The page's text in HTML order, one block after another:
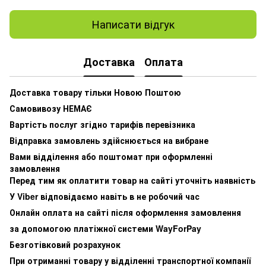
Написати відгук
Доставка Оплата
Доставка товару тільки Новою Поштою
Самовивозу НЕМАЄ
Вартість послуг згідно тарифів перевізника
Відправка замовлень здійснюється на вибране
Вами відділення або поштомат при оформленні
замовлення
Перед тим як оплатити товар на сайті уточніть наявність
У Viber відповідаємо навіть в не робочий час
Онлайн оплата на сайті після оформлення замовлення
за допомогою платіжної системи WayForPay
Безготівковий розрахунок
При отриманні товару у відділенні транспортної компанії